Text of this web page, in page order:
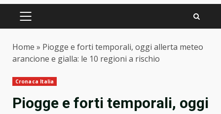
PRIMARY
Home » Piogge e forti temporali, oggi allerta meteo
arancione e gialla: le 10 regioni a rischio
Cronaca Italia
Piogge e forti temporali, oggi